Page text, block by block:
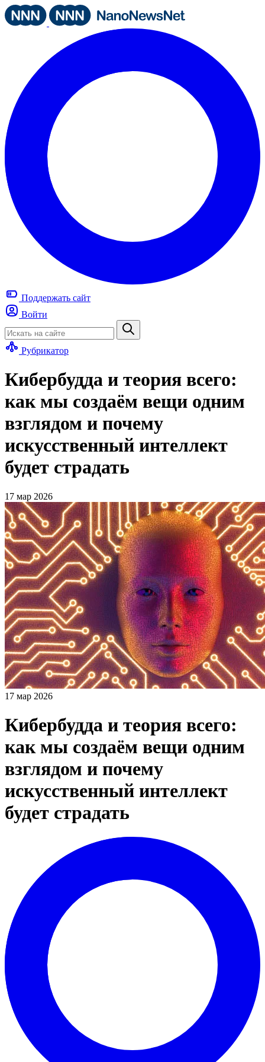
Поддержать сайт
Войти
Рубрикатор
Кибербудда и теория всего:
как мы создаём вещи одним
взглядом и почему
искусственный интеллект
будет страдать
17 мар 2026
17 мар 2026
Кибербудда и теория всего:
как мы создаём вещи одним
взглядом и почему
искусственный интеллект
будет страдать